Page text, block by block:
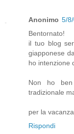
Anonimo 5/
Bentornato!
il tuo blog
giapponese
ho intenzione
Non ho
tradizionale
per la
Rispondi